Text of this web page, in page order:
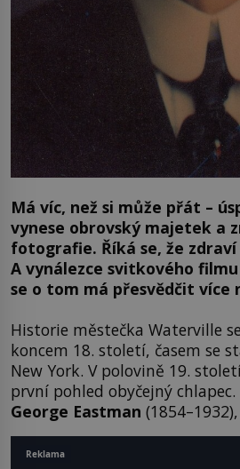
Má víc, než si může přát –
vynese obrovský majetek a
fotografie. Říká se, že
A vynálezce svitkového
se o tom má přesvědčit více
Historie městečka Waterville
koncem 18. století, časem se
New York. V polovině 19.
první pohled obyčejný
George Eastman
Reklama